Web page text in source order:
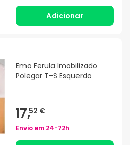
Adicionar
Emo Ferula Imobilizado
Polegar T-S Esquerdo
17,52 €
Envio em 24-72h